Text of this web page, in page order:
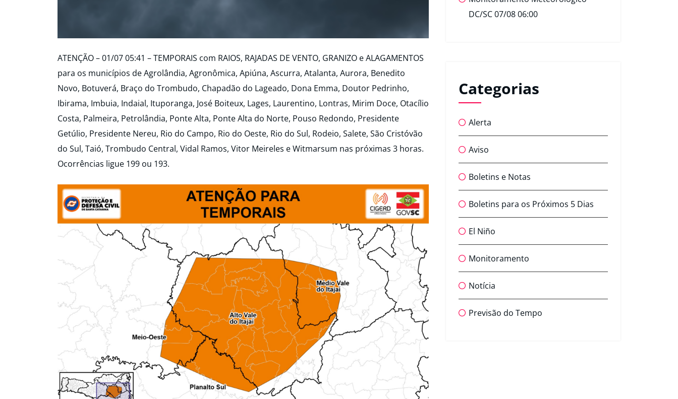
ATENÇÃO – 01/07 05:41 – TEMPORAIS com RAIOS, RAJADAS DE VENTO, GRANIZO e ALAGAMENTOS
para os municípios de Agrolândia, Agronômica, Apiúna, Ascurra, Atalanta, Aurora, Benedito
Novo, Botuverá, Braço do Trombudo, Chapadão do Lageado, Dona Emma, Doutor Pedrinho,
Ibirama, Imbuia, Indaial, Ituporanga, José Boiteux, Lages, Laurentino, Lontras, Mirim Doce, Otacílio
Costa, Palmeira, Petrolândia, Ponte Alta, Ponte Alta do Norte, Pouso Redondo, Presidente
Getúlio, Presidente Nereu, Rio do Campo, Rio do Oeste, Rio do Sul, Rodeio, Salete, São Cristóvão
do Sul, Taió, Trombudo Central, Vidal Ramos, Vitor Meireles e Witmarsum nas próximas 3 horas.
Ocorrências ligue 199 ou 193.
DC/SC 07/08 06:00
Categorias
Alerta
Aviso
Boletins e Notas
Boletins para os Próximos 5 Dias
El Niño
Monitoramento
Notícia
Previsão do Tempo